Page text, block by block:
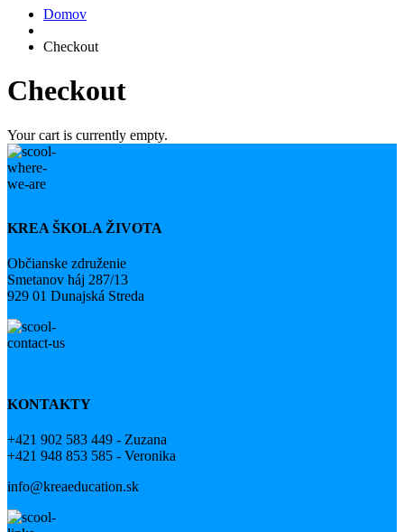
Domov
Checkout
Checkout
Your cart is currently empty.
KREA ŠKOLA ŽIVOTA
Občianske združenie
Smetanov háj 287/13
929 01 Dunajská Streda
KONTAKTY
+421 902 583 449 - Zuzana
+421 948 853 585 - Veronika
info@kreaeducation.sk